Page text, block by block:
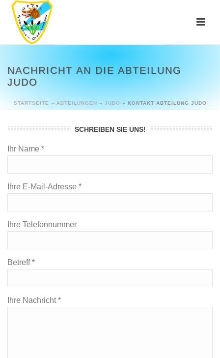
NACHRICHT AN DIE ABTEILUNG
JUDO
STARTSEITE » ABTEILUNGEN » JUDO » KONTAKT ABTEILUNG JUDO
SCHREIBEN SIE UNS!
Ihr Name *
Ihre E-Mail-Adresse *
Ihre Telefonnummer
Betreff *
Ihre Nachricht *